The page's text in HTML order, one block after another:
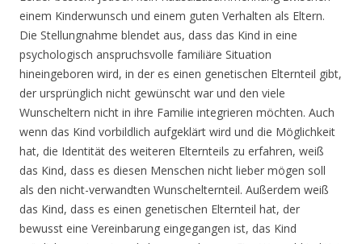
einem Kinderwunsch und einem guten Verhalten als Eltern.
Die Stellungnahme blendet aus, dass das Kind in eine
psychologisch anspruchsvolle familiäre Situation
hineingeboren wird, in der es einen genetischen Elternteil gibt,
der ursprünglich nicht gewünscht war und den viele
Wunscheltern nicht in ihre Familie integrieren möchten. Auch
wenn das Kind vorbildlich aufgeklärt wird und die Möglichkeit
hat, die Identität des weiteren Elternteils zu erfahren, weiß
das Kind, dass es diesen Menschen nicht lieber mögen soll
als den nicht-verwandten Wunschelternteil. Außerdem weiß
das Kind, dass es einen genetischen Elternteil hat, der
bewusst eine Vereinbarung eingegangen ist, das Kind